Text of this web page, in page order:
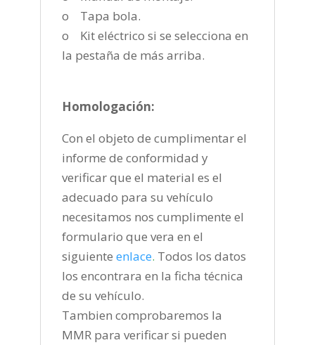
o Tapa bola.
o Kit eléctrico si se selecciona en
la pestaña de más arriba.
Homologación:
Con el objeto de cumplimentar el
informe de conformidad y
verificar que el material es el
adecuado para su vehículo
necesitamos nos cumplimente el
formulario que vera en el
siguiente enlace. Todos los datos
los encontrara en la ficha técnica
de su vehículo.
Tambien comprobaremos la
MMR para verificar si pueden